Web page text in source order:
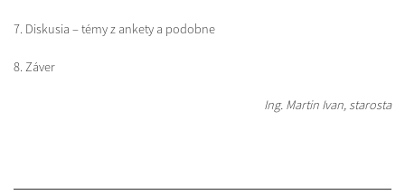
7. Diskusia – témy z ankety a podobne
8. Záver
Ing. Martin Ivan, starosta